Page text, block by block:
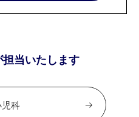
当いたします
科